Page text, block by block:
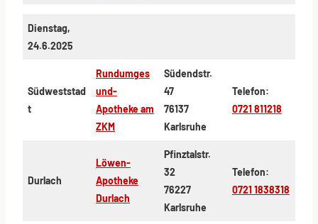
Dienstag,
24.6.2025
Südweststad
t
Rundumges
und-
Apotheke am
ZKM
Südendstr.
47
76137
Karlsruhe
Telefon:
0721 811218
Durlach
Löwen-
Apotheke
Durlach
Pfinztalstr.
32
76227
Karlsruhe
Telefon:
0721 1838318